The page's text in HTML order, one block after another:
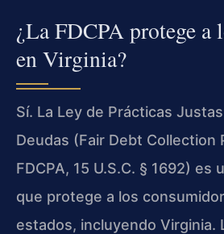
¿La FDCPA protege a
en Virginia?
Sí. La Ley de Prácticas
Deudas (Fair Debt Collection
FDCPA, 15 U.S.C. § 1692) es
que protege a los
estados, incluyendo Virginia.